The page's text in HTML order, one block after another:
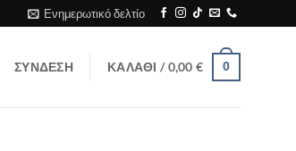
Ενημερωτικό δελτίο
ΣΎΝΔΕΣΗ ΚΑΛΆΘΙ /0,00€ 0